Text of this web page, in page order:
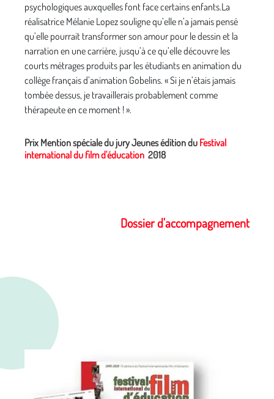
psychologiques auxquelles font face certains enfants.La
réalisatrice Mélanie Lopez souligne qu’elle n’a jamais pensé
qu’elle pourrait transformer son amour pour le dessin et la
narration en une carrière, jusqu’à ce qu’elle découvre les
courts métrages produits par les étudiants en animation du
collège français d’animation Gobelins. « Si je n’étais jamais
tombée dessus, je travaillerais probablement comme
thérapeute en ce moment ! ».
Prix Mention spéciale du jury Jeunesédition du Festival
international du film d'éducation 2018
Dossier d'accompagnement